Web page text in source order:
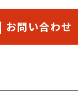
お問い合わせ